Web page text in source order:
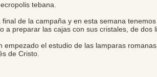
tebana.
final de la campaña y en esta semana
a preparar las cajas con sus cristales, de
empezado el estudio de las lamparas
de Cristo.